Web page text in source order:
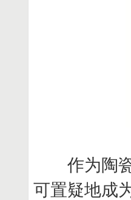
作为陶瓷
可置疑地成